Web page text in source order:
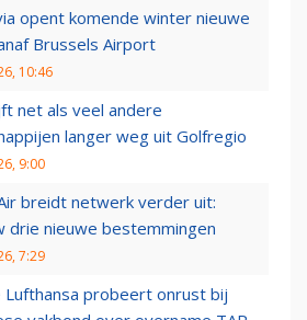
opent komende winter nieuwe
Brussels Airport
10:46
net als veel andere
langer weg uit Golfregio
9:00
breidt netwerk verder uit:
drie nieuwe bestemmingen
7:29
Lufthansa probeert onrust bij